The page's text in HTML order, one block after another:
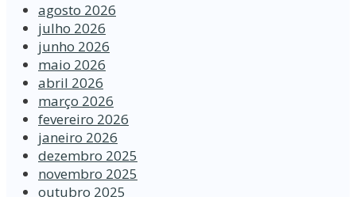
agosto 2026
julho 2026
junho 2026
maio 2026
abril 2026
março 2026
fevereiro 2026
janeiro 2026
dezembro 2025
novembro 2025
outubro 2025